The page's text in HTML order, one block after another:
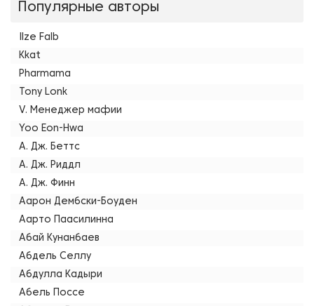
Популярные авторы
Ilze Falb
Kkat
Pharmama
Tony Lonk
V. Менеджер мафии
Yoo Eon-Hwa
А. Дж. Беттс
А. Дж. Риддл
А. Дж. Финн
Аарон Дембски-Боуден
Аарто Паасилинна
Абай Кунанбаев
Абдель Селлу
Абдулла Кадыри
Абель Поссе